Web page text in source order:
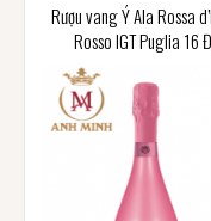
Rượu vang Ý Ala Rossa
Rosso IGT Puglia 16